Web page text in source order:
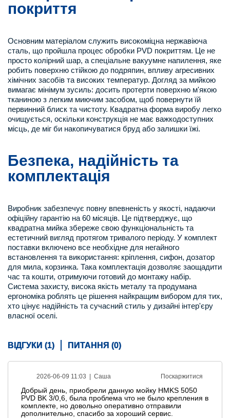
покриття
Основним матеріалом служить високоміцна нержавіюча
сталь, що пройшла процес обробки PVD покриттям. Це не
просто колірний шар, а спеціальне вакуумне напилення, яке
робить поверхню стійкою до подряпин, впливу агресивних
хімічних засобів та високих температур. Догляд за мийкою
вимагає мінімум зусиль: досить протерти поверхню м'якою
тканиною з легким миючим засобом, щоб повернути їй
первинний блиск та чистоту. Квадратна форма виробу легко
очищується, оскільки конструкція не має важкодоступних
місць, де міг би накопичуватися бруд або залишки їжі.
Безпека, надійність та
комплектація
Виробник забезпечує повну впевненість у якості, надаючи
офіційну гарантію на 60 місяців. Це підтверджує, що
квадратна мийка збереже свою функціональність та
естетичний вигляд протягом тривалого періоду. У комплект
поставки включено все необхідне для негайного
встановлення та використання: кріплення, сифон, дозатор
для мила, корзинка. Така комплектація дозволяє заощадити
час та кошти, отримуючи готовий до монтажу набір.
Система захисту, висока якість металу та продумана
ергономіка роблять це рішення найкращим вибором для тих,
хто цінує надійність та сучасний стиль у дизайні інтер'єру
власної оселі.
ВІДГУКИ (1) ПИТАННЯ (0)
2026-06-09 11:03 | Саша Поскаржитися
Добрый день, приобрели данную мойку HMKS 5050
PVD BK 3/0,6, была проблема что не было крепления в
комплекте, но довольно оперативно отправили
дополнительно, спасибо за хороший сервис.